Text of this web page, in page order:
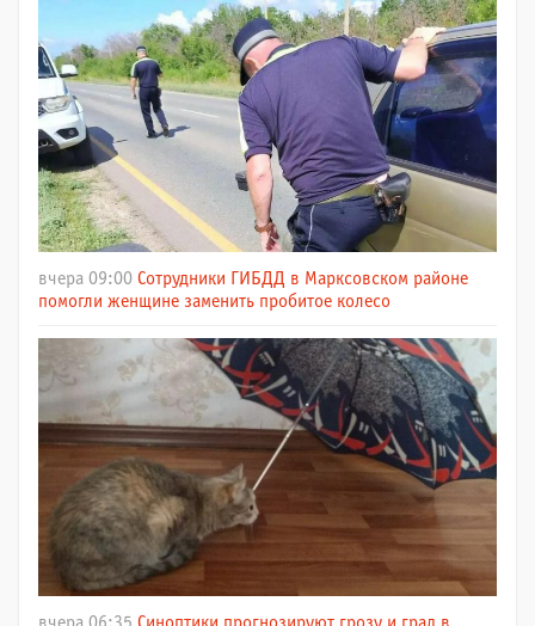
вчера 09:00 Сотрудники ГИБДД в Марксовском районе
помогли женщине заменить пробитое колесо